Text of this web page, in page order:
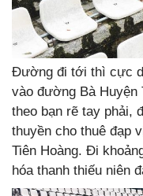
Đường đi tới thì cực
vào đường Bà Huyện
theo bạn rẽ tay phải,
thuyền cho thuê đạp
Tiên Hoàng. Đi
hóa thanh thiếu niên